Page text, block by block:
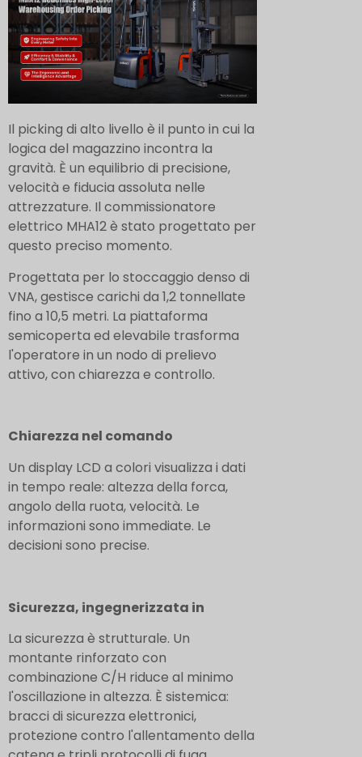
Il picking di alto livello è il punto in cui la
logica del magazzino incontra la
gravità. È un equilibrio di precisione,
velocità e fiducia assoluta nelle
attrezzature. Il commissionatore
elettrico MHA12 è stato progettato per
questo preciso momento.
Progettata per lo stoccaggio denso di
VNA, gestisce carichi da 1,2 tonnellate
fino a 10,5 metri. La piattaforma
semicoperta ed elevabile trasforma
l'operatore in un nodo di prelievo
attivo, con chiarezza e controllo.
Chiarezza nel comando
Un display LCD a colori visualizza i dati
in tempo reale: altezza della forca,
angolo della ruota, velocità. Le
informazioni sono immediate. Le
decisioni sono precise.
Sicurezza, ingegnerizzata in
La sicurezza è strutturale. Un
montante rinforzato con
combinazione C/H riduce al minimo
l'oscillazione in altezza. È sistemica:
bracci di sicurezza elettronici,
protezione contro l'allentamento della